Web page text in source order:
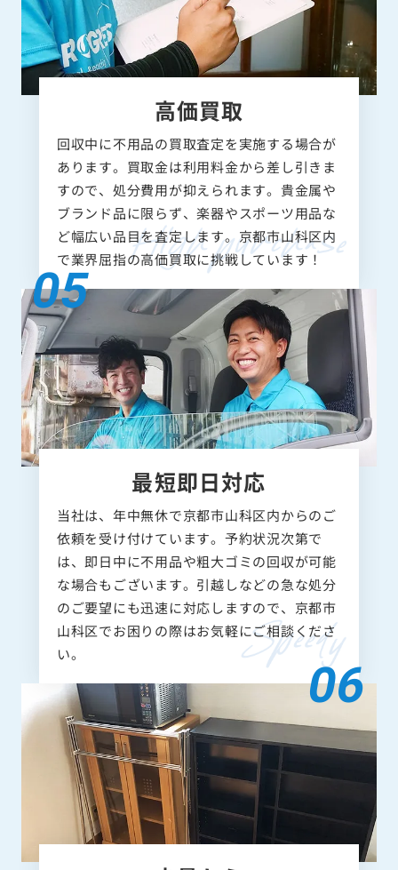
高価買取
回収中に不用品の買取査定を実施する場合が
あります。買取金は利用料金から差し引きま
すので、処分費用が抑えられます。貴金属や
ブランド品に限らず、楽器やスポーツ用品な
ど幅広い品目を査定します。京都市山科区内
で業界屈指の高価買取に挑戦しています！
最短即日対応
当社は、年中無休で京都市山科区内からのご
依頼を受け付けています。予約状況次第で
は、即日中に不用品や粗大ゴミの回収が可能
な場合もございます。引越しなどの急な処分
のご要望にも迅速に対応しますので、京都市
山科区でお困りの際はお気軽にご相談くださ
い。